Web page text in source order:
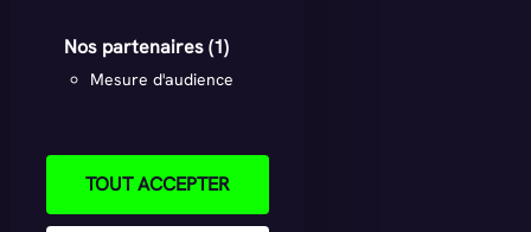
Nos partenaires(1)
Mesure d'audience
TOUT ACCEPTER